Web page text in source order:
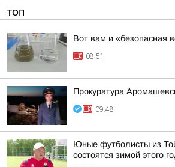
ТОП
Вот вам и «безопасная
08:51
Прокуратура
09:48
Юные футболисты из
состоятся зимой этого